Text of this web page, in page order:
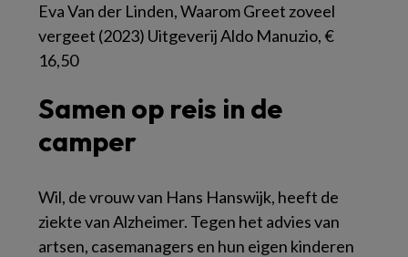
Eva Van der Linden, Waarom Greet zoveel
vergeet (2023) Uitgeverij Aldo Manuzio, €
16,50
Samen op reis in de
camper
Wil, de vrouw van Hans Hanswijk, heeft de
ziekte van Alzheimer. Tegen het advies van
artsen, casemanagers en hun eigen kinderen